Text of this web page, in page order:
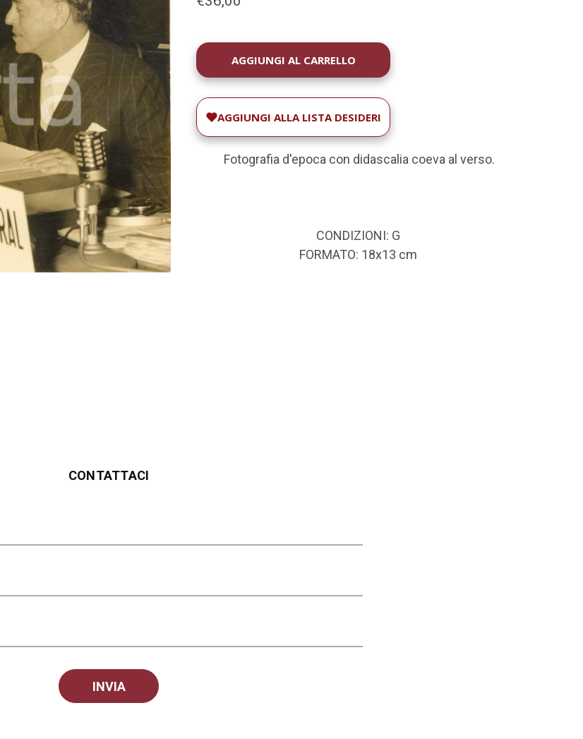
DISPONIBILITÀ
ATTUALE:
AGGIUNGI ALLA LISTA DESIDERI
Fotografia d'epoca con didascalia coeva al verso.
CONDIZIONI: G
FORMATO: 18x13 cm
CONTATTACI